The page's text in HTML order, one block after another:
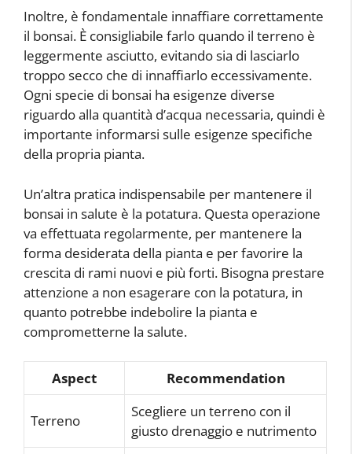
Inoltre, è fondamentale innaffiare correttamente
il bonsai. È consigliabile farlo quando il terreno è
leggermente asciutto, evitando sia di lasciarlo
troppo secco che di innaffiarlo eccessivamente.
Ogni specie di bonsai ha esigenze diverse
riguardo alla quantità d’acqua necessaria, quindi è
importante informarsi sulle esigenze specifiche
della propria pianta.
Un’altra pratica indispensabile per mantenere il
bonsai in salute è la potatura. Questa operazione
va effettuata regolarmente, per mantenere la
forma desiderata della pianta e per favorire la
crescita di rami nuovi e più forti. Bisogna prestare
attenzione a non esagerare con la potatura, in
quanto potrebbe indebolire la pianta e
comprometterne la salute.
Aspect Recommendation
Terreno
Scegliere un terreno con il
giusto drenaggio e nutrimento